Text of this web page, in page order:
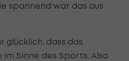
spannend war das aus
glücklich, dass das
Sinne des Sports. Also